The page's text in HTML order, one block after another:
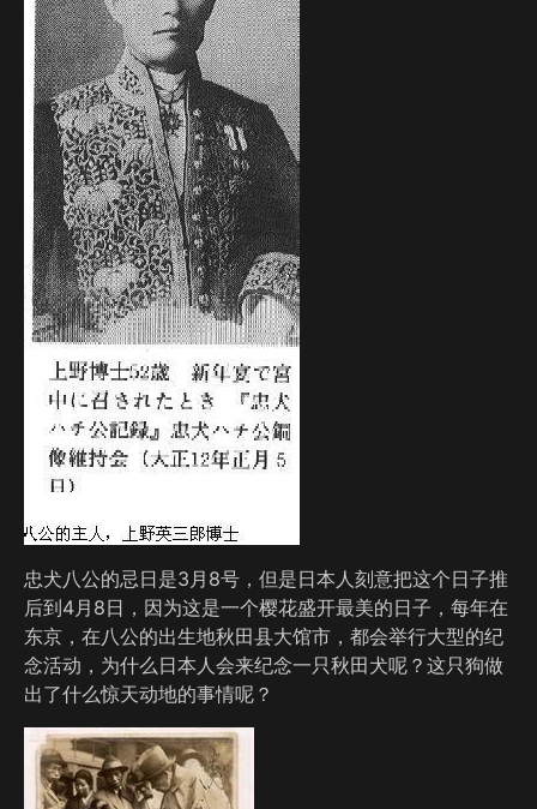
忠犬八公的忌日是3月8号，但是日本人刻意把这个日子推
后到4月8日，因为这是一个樱花盛开最美的日子，每年在
东京，在八公的出生地秋田县大馆市，都会举行大型的纪
念活动，为什么日本人会来纪念一只秋田犬呢？这只狗做
出了什么惊天动地的事情呢？